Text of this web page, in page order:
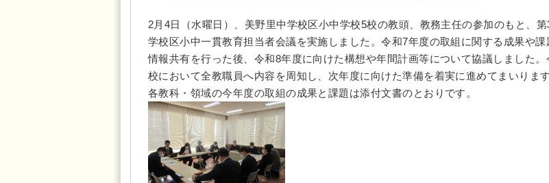
2月4日（水曜日）、美野里中学校区小中学校5校の教頭、教務主任の参加のもと、第
学校区小中一貫教育担当者会議を実施しました。令和7年度の取組に関する成果や課
情報共有を行った後、令和8年度に向けた構想や年間計画等について協議しました
校において全教職員へ内容を周知し、次年度に向けた準備を着実に進めてまいります
各教科・領域の今年度の取組の成果と課題は添付文書のとおりです。